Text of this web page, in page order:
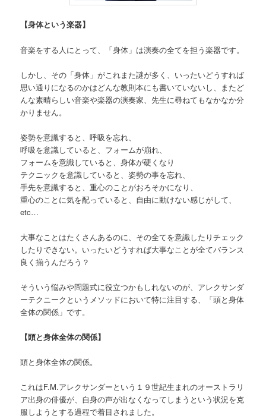
【身体という楽器】
音楽をする人にとって、「身体」は演奏の全てを担う楽器です。
しかし、その「身体」がこれまた謎が多く、いったいどうすれば
思い通りになるのかはどんな教則本にも書いていないし、またど
んな素晴らしい音楽や楽器の演奏家、先生に尋ねてもなかなか分
かりません。
姿勢を意識すると、呼吸を忘れ、
呼吸を意識していると、フォームが崩れ、
フォームを意識していると、身体が硬くなり
テクニックを意識していると、姿勢の事を忘れ、
手先を意識すると、重心のことがおろそかになり、
重心のことに気を配っていると、自由に動けない感じがして、
etc…
大事なことはたくさんあるのに、その全てを意識したりチェック
したりできない。いったいどうすれば大事なことが全てバランス
良く揃うんだろう？
そういう悩みや問題式に役立つかもしれないのが、アレクサンダ
ーテクニークというメソッドにおいて特に注目する、「頭と身体
全体の関係」です。
【頭と身体全体の関係】
頭と身体全体の関係。
これはF.M.アレクサンダーという１９世紀生まれのオーストラリ
ア出身の俳優が、自身の声が出なくなってしまうという状況を克
服しようとする過程で着目されました。